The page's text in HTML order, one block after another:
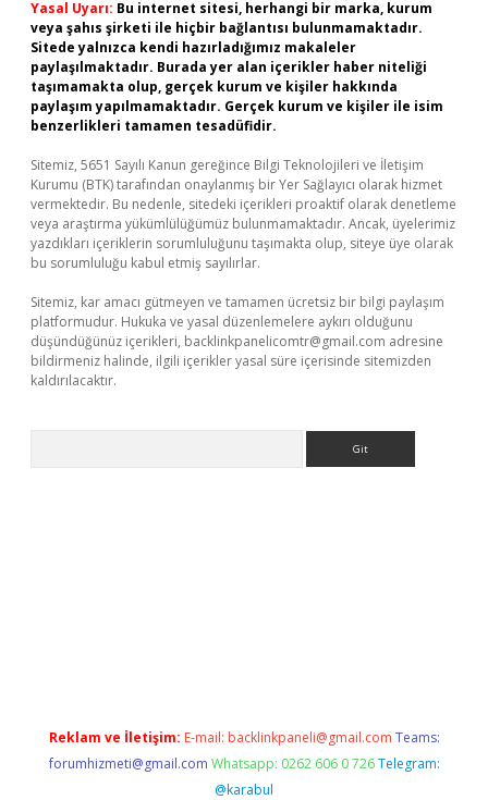
Yasal Uyarı: Bu internet sitesi, herhangi bir marka, kurum
veya şahıs şirketi ile hiçbir bağlantısı bulunmamaktadır.
Sitede yalnızca kendi hazırladığımız makaleler
paylaşılmaktadır. Burada yer alan içerikler haber niteliği
taşımamakta olup, gerçek kurum ve kişiler hakkında
paylaşım yapılmamaktadır. Gerçek kurum ve kişiler ile isim
benzerlikleri tamamen tesadüfidir.
Sitemiz, 5651 Sayılı Kanun gereğince Bilgi Teknolojileri ve İletişim
Kurumu (BTK) tarafından onaylanmış bir Yer Sağlayıcı olarak hizmet
vermektedir. Bu nedenle, sitedeki içerikleri proaktif olarak denetleme
veya araştırma yükümlülüğümüz bulunmamaktadır. Ancak, üyelerimiz
yazdıkları içeriklerin sorumluluğunu taşımakta olup, siteye üye olarak
bu sorumluluğu kabul etmiş sayılırlar.
Sitemiz, kar amacı gütmeyen ve tamamen ücretsiz bir bilgi paylaşım
platformudur. Hukuka ve yasal düzenlemelere aykırı olduğunu
düşündüğünüz içerikleri, backlinkpanelicomtr@gmail.com adresine
bildirmeniz halinde, ilgili içerikler yasal süre içerisinde sitemizden
kaldırılacaktır.
Reklam ve İletişim: E-mail: backlinkpaneli@gmail.com Teams:
forumhizmeti@gmail.com Whatsapp: 0262 606 0 726 Telegram:
@karabul